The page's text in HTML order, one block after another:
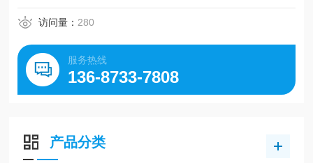
访问量： 280
服务热线
136-8733-7808
产品分类